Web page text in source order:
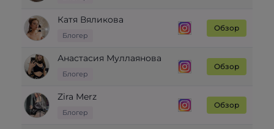
Катя Вяликова
Блогер
Обзор
Анастасия Муллаянова
Блогер
Обзор
Zira Merz
Блогер
Обзор